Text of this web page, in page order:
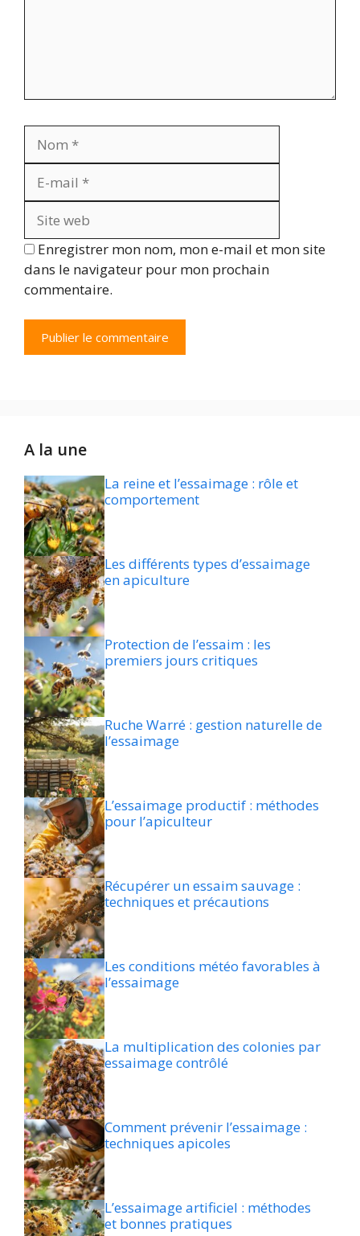
Enregistrer mon nom, mon e-mail et mon site
dans le navigateur pour mon prochain
commentaire.
A la une
La reine et l’essaimage : rôle et
comportement
Les différents types d’essaimage
en apiculture
Protection de l’essaim : les
premiers jours critiques
Ruche Warré : gestion naturelle de
l’essaimage
L’essaimage productif : méthodes
pour l’apiculteur
Récupérer un essaim sauvage :
techniques et précautions
Les conditions météo favorables à
l’essaimage
La multiplication des colonies par
essaimage contrôlé
Comment prévenir l’essaimage :
techniques apicoles
L’essaimage artificiel : méthodes
et bonnes pratiques